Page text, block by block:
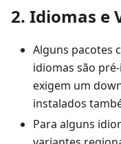
2. Idiomas e
Alguns pacotes
idiomas são
exigem um
instalados
Para alguns